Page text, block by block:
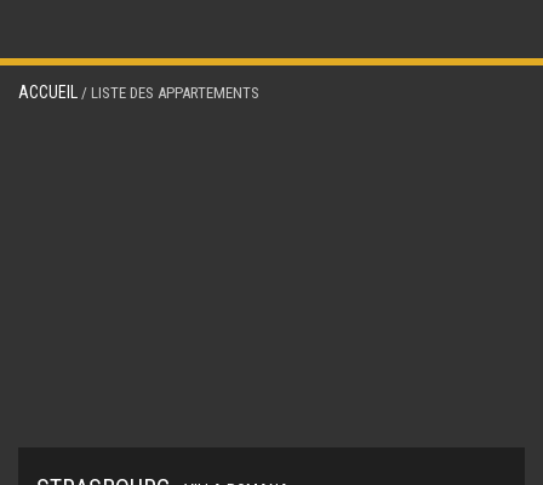
ACCUEIL / LISTE DES APPARTEMENTS